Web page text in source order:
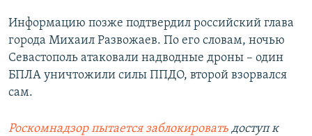
Информацию позже подтвердил российский глава
города Михаил Развожаев. По его словам, ночью
Севастополь атаковали надводные дроны – один
БПЛА уничтожили силы ППДО, второй взорвался
сам.
Роскомнадзор пытается заблокировать доступ к